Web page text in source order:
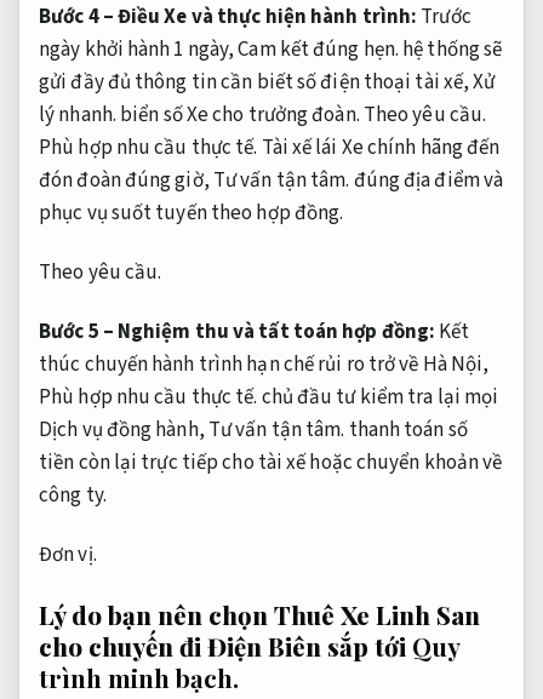
Bước 4 – Điều Xe và thực hiện hành trình: Trước
ngày khởi hành 1 ngày,Cam kết đúng hẹn. hệ thống sẽ
gửi đầy đủ thông tin cần biết số điện thoại tài xế,Xử
lý nhanh. biển số Xe cho trưởng đoàn. Theo yêu cầu.
Phù hợp nhu cầu thực tế. Tài xế lái Xe chính hãng đến
đón đoàn đúng giờ, Tư vấn tận tâm. đúng địa điểm và
phục vụ suốt tuyến theo hợp đồng.
Theo yêu cầu.
Bước 5 – Nghiệm thu và tất toán hợp đồng: Kết
thúc chuyến hành trình hạn chế rủi ro trở về Hà Nội,
Phù hợp nhu cầu thực tế. chủ đầu tư kiểm tra lại mọi
Dịch vụ đồng hành, Tư vấn tận tâm. thanh toán số
tiền còn lại trực tiếp cho tài xế hoặc chuyển khoản về
công ty.
Đơn vị.
Lý do bạn nên chọn Thuê Xe Linh San
cho chuyến đi Điện Biên sắp tới Quy
trình minh bạch.